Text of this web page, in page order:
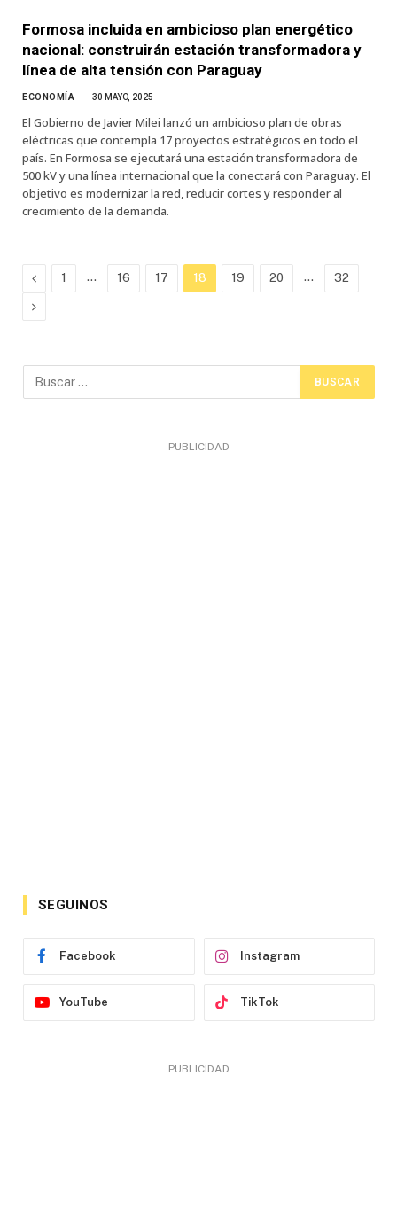
Formosa incluida en ambicioso plan energético
nacional: construirán estación transformadora y
línea de alta tensión con Paraguay
ECONOMÍA 30 MAYO, 2025
El Gobierno de Javier Milei lanzó un ambicioso plan de obras
eléctricas que contempla 17 proyectos estratégicos en todo el
país. En Formosa se ejecutará una estación transformadora de
500 kV y una línea internacional que la conectará con Paraguay. El
objetivo es modernizar la red, reducir cortes y responder al
crecimiento de la demanda.
Previous
1 … 16 17 18 19 20 … 32
Next
PUBLICIDAD
SEGUINOS
Facebook Instagram
YouTube TikTok
PUBLICIDAD